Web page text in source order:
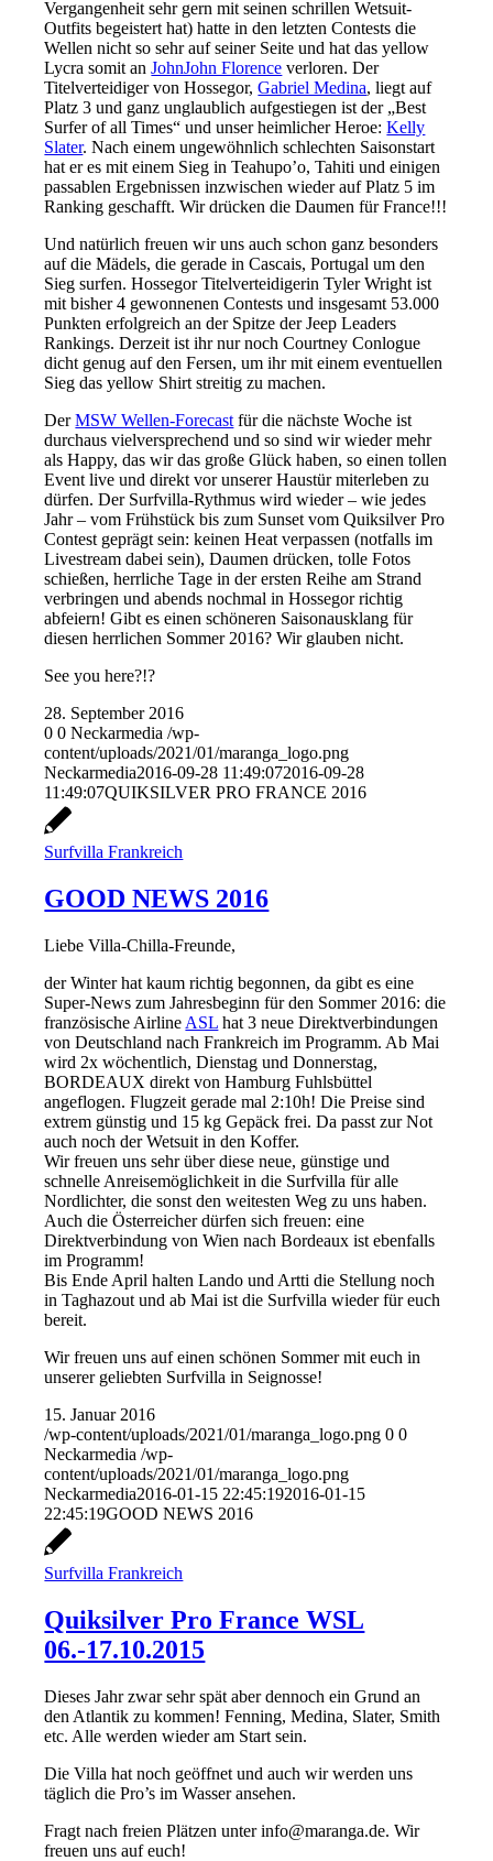
Vergangenheit sehr gern mit seinen schrillen Wetsuit-
Outfits begeistert hat) hatte in den letzten Contests die
Wellen nicht so sehr auf seiner Seite und hat das yellow
Lycra somit anJohnJohn Florence verloren. Der
Titelverteidiger von Hossegor,Gabriel Medina, liegt auf
Platz 3 und ganz unglaublich aufgestiegen ist der „Best
Surfer of all Times“ und unser heimlicher Heroe:Kelly
Slater. Nach einem ungewöhnlich schlechten Saisonstart
hat er es mit einem Sieg in Teahupo’o, Tahiti und einigen
passablen Ergebnissen inzwischen wieder auf Platz 5 im
Ranking geschafft. Wir drücken die Daumen für France!!!
Und natürlich freuen wir uns auch schon ganz besonders
auf die Mädels, die gerade in Cascais, Portugal um den
Sieg surfen. Hossegor Titelverteidigerin Tyler Wright ist
mit bisher 4 gewonnenen Contests und insgesamt 53.000
Punkten erfolgreich an der Spitze der Jeep Leaders
Rankings. Derzeit ist ihr nur noch Courtney Conlogue
dicht genug auf den Fersen, um ihr mit einem eventuellen
Sieg das yellow Shirt streitig zu machen.
DerMSW Wellen-Forecast für die nächste Woche ist
durchaus vielversprechend und so sind wir wieder mehr
als Happy, das wir das große Glück haben, so einen tollen
Event live und direkt vor unserer Haustür miterleben zu
dürfen. Der Surfvilla-Rythmus wird wieder – wie jedes
Jahr – vom Frühstück bis zum Sunset vom Quiksilver Pro
Contest geprägt sein: keinen Heat verpassen (notfalls im
Livestream dabei sein), Daumen drücken, tolle Fotos
schießen, herrliche Tage in der ersten Reihe am Strand
verbringen und abends nochmal in Hossegor richtig
abfeiern! Gibt es einen schöneren Saisonausklang für
diesen herrlichen Sommer 2016? Wir glauben nicht.
See you here?!?
28. September 2016
0 0 Neckarmedia /wp-
content/uploads/2021/01/maranga_logo.png
Neckarmedia2016-09-28 11:49:072016-09-28
11:49:07QUIKSILVER PRO FRANCE 2016
Surfvilla Frankreich
GOOD NEWS 2016
Liebe Villa-Chilla-Freunde,
der Winter hat kaum richtig begonnen, da gibt es eine
Super-News zum Jahresbeginn für den Sommer 2016: die
französische Airline ASL hat 3 neue Direktverbindungen
von Deutschland nach Frankreich im Programm. Ab Mai
wird 2x wöchentlich, Dienstag und Donnerstag,
BORDEAUX direkt von Hamburg Fuhlsbüttel
angeflogen. Flugzeit gerade mal 2:10h! Die Preise sind
extrem günstig und 15 kg Gepäck frei. Da passt zur Not
auch noch der Wetsuit in den Koffer.
Wir freuen uns sehr über diese neue, günstige und
schnelle Anreisemöglichkeit in die Surfvilla für alle
Nordlichter, die sonst den weitesten Weg zu uns haben.
Auch die Österreicher dürfen sich freuen: eine
Direktverbindung von Wien nach Bordeaux ist ebenfalls
im Programm!
Bis Ende April halten Lando und Artti die Stellung noch
in Taghazout und ab Mai ist die Surfvilla wieder für euch
bereit.
Wir freuen uns auf einen schönen Sommer mit euch in
unserer geliebten Surfvilla in Seignosse!
15. Januar 2016
/wp-content/uploads/2021/01/maranga_logo.png 0 0
Neckarmedia /wp-
content/uploads/2021/01/maranga_logo.png
Neckarmedia2016-01-15 22:45:192016-01-15
22:45:19GOOD NEWS 2016
Surfvilla Frankreich
Quiksilver Pro France WSL
06.-17.10.2015
Dieses Jahr zwar sehr spät aber dennoch ein Grund an
den Atlantik zu kommen! Fenning, Medina, Slater, Smith
etc. Alle werden wieder am Start sein.
Die Villa hat noch geöffnet und auch wir werden uns
täglich die Pro’s im Wasser ansehen.
Fragt nach freien Plätzen unter info@maranga.de. Wir
freuen uns auf euch!